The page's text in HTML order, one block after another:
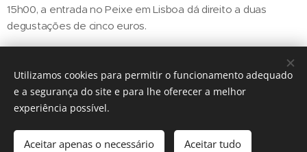
15h00, a entrada no Peixe em Lisboa dá direito a duas
degustações de cinco euros.
Share
Utilizamos cookies para permitir o funcionamento adequado
e a segurança do site e para lhe oferecer a melhor
experiência possível.
Aceitar apenas o necessário Aceitar tudo